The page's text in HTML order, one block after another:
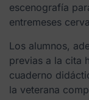
escenografía
entremeses
Los alumnos,
previas a la cita
cuaderno
la veterana